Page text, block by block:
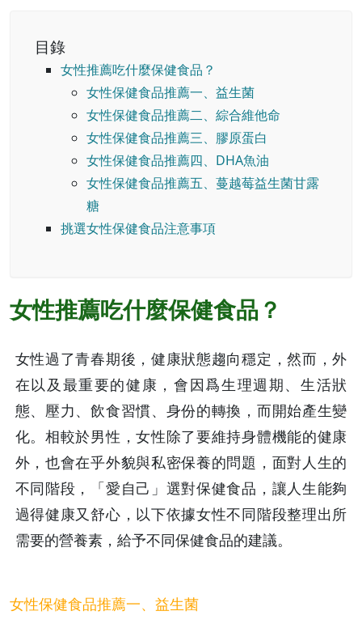
目錄
女性推薦吃什麼保健食品？
女性保健食品推薦一、益生菌
女性保健食品推薦二、綜合維他命
女性保健食品推薦三、膠原蛋白
女性保健食品推薦四、DHA魚油
女性保健食品推薦五、蔓越莓益生菌甘露
糖
挑選女性保健食品注意事項
女性推薦吃什麼保健食品？
女性過了青春期後，健康狀態趨向穩定，然而，外
在以及最重要的健康，會因爲生理週期、生活狀
態、壓力、飲食習慣、身份的轉換，而開始產生變
化。相較於男性，女性除了要維持身體機能的健康
外，也會在乎外貌與私密保養的問題，面對人生的
不同階段，「愛自己」選對保健食品，讓人生能夠
過得健康又舒心，以下依據女性不同階段整理出所
需要的營養素，給予不同保健食品的建議。
女性保健食品推薦一、益生菌